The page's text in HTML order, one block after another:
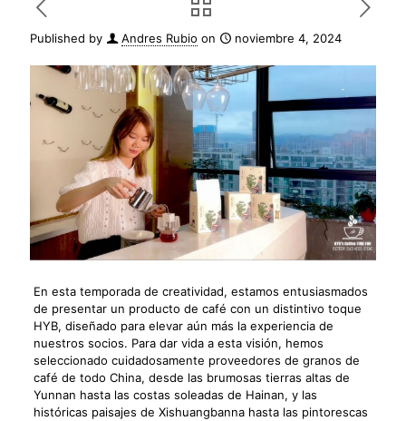
Published by Andres Rubio on noviembre 4, 2024
En esta temporada de creatividad, estamos entusiasmados
de presentar un producto de café con un distintivo toque
HYB, diseñado para elevar aún más la experiencia de
nuestros socios. Para dar vida a esta visión, hemos
seleccionado cuidadosamente proveedores de granos de
café de todo China, desde las brumosas tierras altas de
Yunnan hasta las costas soleadas de Hainan, y las
históricas paisajes de Xishuangbanna hasta las pintorescas